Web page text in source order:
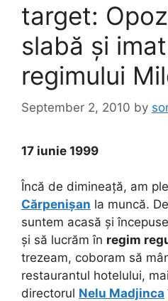
target:
slabă și
regimului
September 2, 2010 by
17 iunie 1999
Încă de dimineață, am
Cărpenișan la muncă.
suntem acasă și
și să lucrăm în regim
trezeam, coboram să
restaurantul hotelului,
directorul Nelu Madjinca